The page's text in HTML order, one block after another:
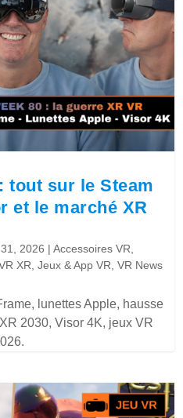
tout sur le Steam
et le marché XR
2026 |Accessoires VR
XR ,Jeux & App VR ,VR News
lunettes Apple, hausse
2030, Visor 4K, jeux VR